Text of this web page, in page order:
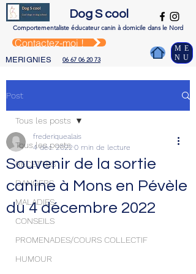
06 67 06 20 73
Dog S cool
Comportementaliste éducateur canin à domicile dans le Nord
Contactez-moi !
MERIGNIES
ME
NU
Post
Tous les posts
RECETTES
DANGERS
MALADIES
CONSEILS
PROMENADES/COURS COLLECTIF
HUMOUR
Tous les posts
Souvenir de la sortie
canine à Mons en Pévèle
du 4 décembre 2022
frederiquealais
4 déc. 2022 0 min de lecture